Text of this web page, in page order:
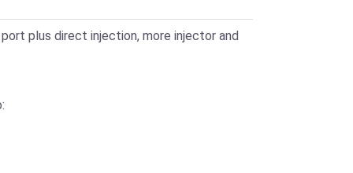
plus direct injection, more injector and